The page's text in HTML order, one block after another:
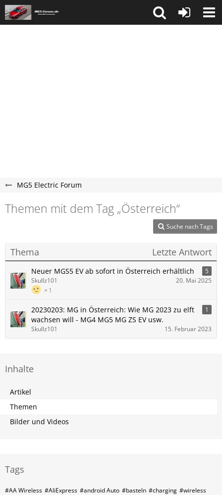
MG5 Electric Forum
Themen mit dem Tag „Österreich“
Suche nach Tags
Thema Letzte Antwort
Neuer MGS5 EV ab sofort in Österreich erhältlich 5
1
Skullz101 20. Mai 2025
20230203: MG in Österreich: Wie MG 2023 zu elft
wachsen will - MG4 MG5 MG ZS EV usw.
1
Skullz101 15. Februar 2023
Inhalte
Artikel
Themen
Bilder und Videos
Tags
#AA Wireless #AliExpress #android Auto #basteln #charging #wireless